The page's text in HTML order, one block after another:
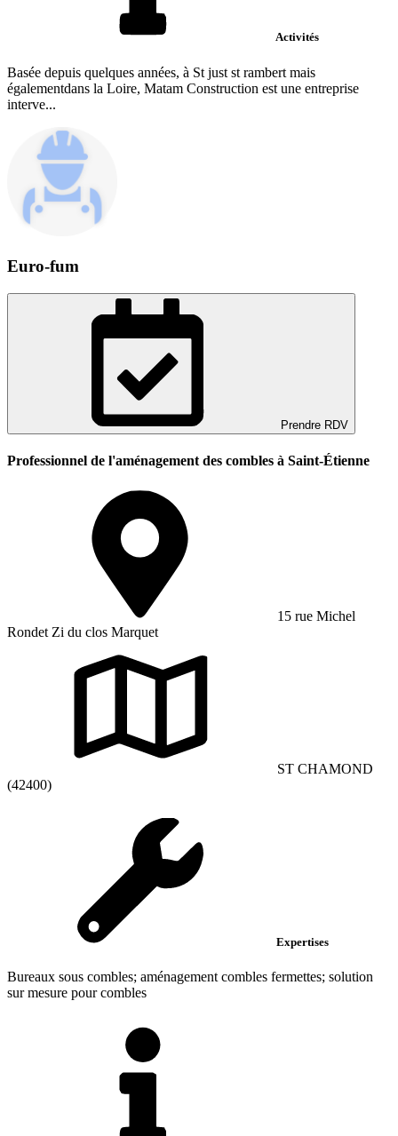
Activités
Basée depuis quelques années, à St just st rambert mais
égalementdans la Loire, Matam Construction est une entreprise
interve...
Euro-fum
Prendre RDV
Professionnel de l'aménagement des combles à Saint-Étienne
15 rue Michel
Rondet Zi du clos Marquet
ST CHAMOND
(42400)
Expertises
Bureaux sous combles; aménagement combles fermettes; solution
sur mesure pour combles